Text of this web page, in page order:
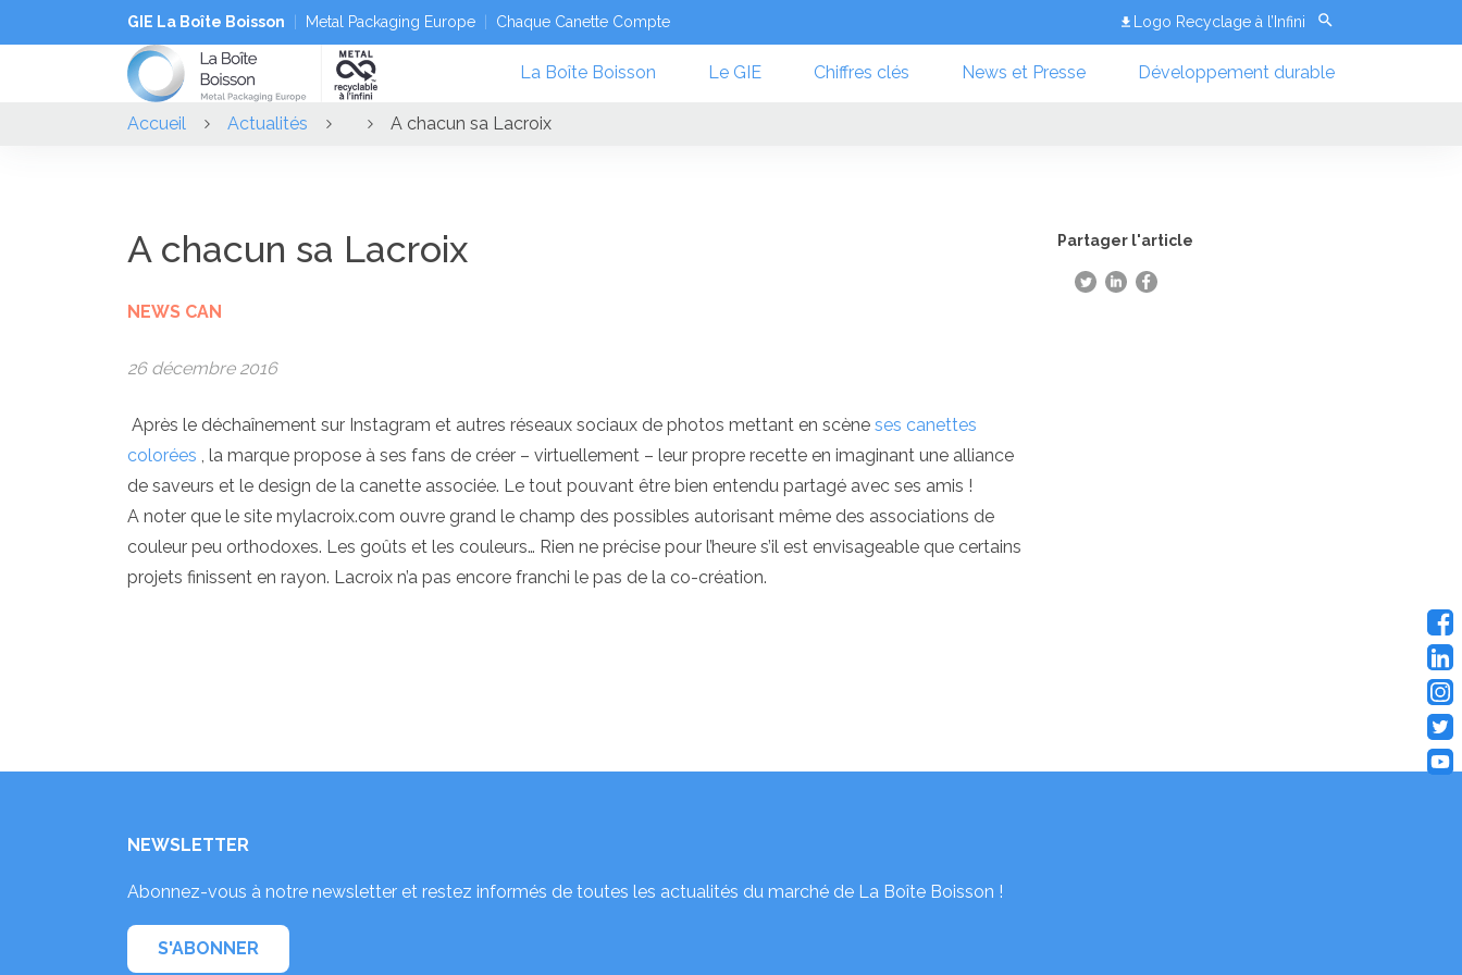
GIE La Boîte Boisson Metal Packaging Europe Chaque Canette Compte Logo Recyclage à l’Infini
La Boîte Boisson Le GIE Chiffres clés News et Presse Développement durable
Accueil Actualités A chacun sa Lacroix
A chacun sa Lacroix
NEWS CAN
26 décembre 2016
Après le déchaînement sur Instagram et autres réseaux sociaux de photos mettant en scène ses canettes
colorées , la marque propose à ses fans de créer – virtuellement – leur propre recette en imaginant une alliance
de saveurs et le design de la canette associée. Le tout pouvant être bien entendu partagé avec ses amis !
A noter que le site mylacroix.com ouvre grand le champ des possibles autorisant même des associations de
couleur peu orthodoxes. Les goûts et les couleurs… Rien ne précise pour l’heure s’il est envisageable que certains
projets finissent en rayon. Lacroix n’a pas encore franchi le pas de la co-création.
Partager l'article
NEWSLETTER
Abonnez-vous à notre newsletter et restez informés de toutes les actualités du marché de La Boîte Boisson !
S'ABONNER